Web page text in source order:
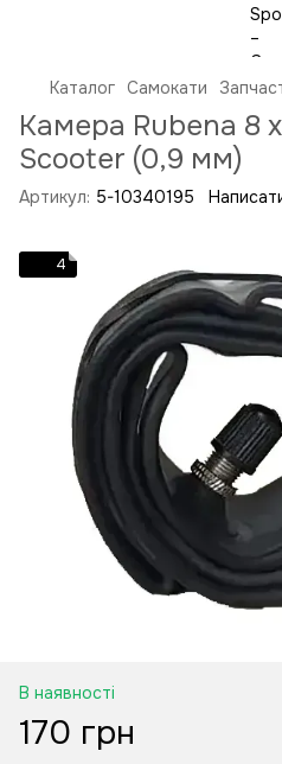
Каталог Самокати
Камера Rubena 8 x
Scooter (0,9 мм)
Артикул: 5-10340195
4
В наявності
170 грн